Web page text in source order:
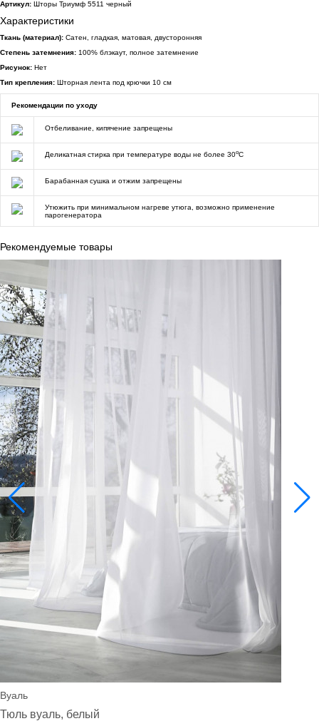
Артикул: Шторы Триумф 5511 черный
Характеристики
Ткань (материал): Сатен, гладкая, матовая, двусторонняя
Степень затемнения: 100% блэкаут, полное затемнение
Рисунок: Нет
Тип крепления: Шторная лента под крючки 10 см
Рекомендации по уходу
Отбеливание, кипячение запрещены
Деликатная стирка при температуре воды не более 30oC
Барабанная сушка и отжим запрещены
Утюжить при минимальном нагреве утюга, возможно применение
парогенератора
Рекомендуемые товары
Вуаль
Тюль вуаль, белый